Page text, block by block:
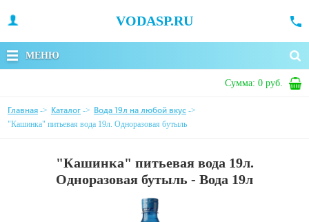
VODASP.RU
МЕНЮ
Сумма: 0 руб.
Главная -> Каталог -> Вода 19л на любой вкус ->
"Кашинка" питьевая вода 19л. Одноразовая бутыль
"Кашинка" питьевая вода 19л.
Одноразовая бутыль - Вода 19л